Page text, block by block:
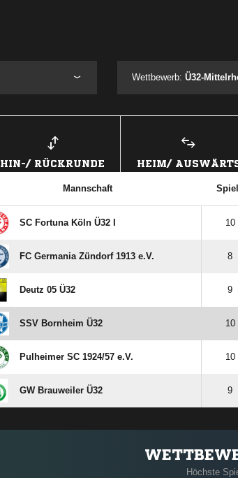
Wettbewerb:Ü32-
HIN-/ RÜCKRUNDE HEIM/
Mannschaft
SC Fortuna Köln Ü32 I 10
FC Germania Zündorf 1913 e.V. 8
Deutz 05 Ü32 9
SSV Bornheim Ü32 10
Pulheimer SC 1924/​57 e.V. 10
GW Brauweiler Ü32 9
Höchste